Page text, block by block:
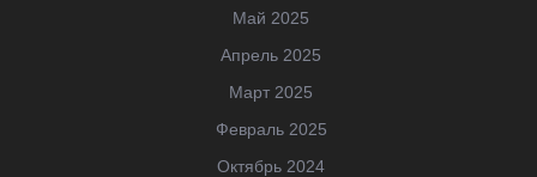
Май 2025
Апрель 2025
Март 2025
Февраль 2025
Октябрь 2024